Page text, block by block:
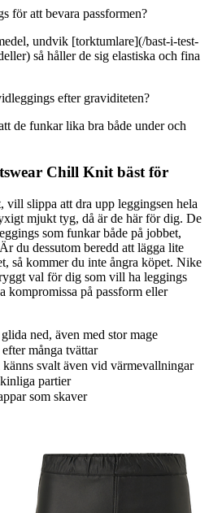
för att bevara passformen?
undvik [torktumlare](/bast-i-test-
så håller de sig elastiska och fina
efter graviditeten?
de funkar lika bra både under och
Chill Knit bäst för
slippa att dra upp leggingsen hela
mjukt tyg, då är de här för dig. De
som funkar både på jobbet,
du dessutom beredd att lägga lite
så kommer du inte ångra köpet. Nike
val för dig som vill ha leggings
kompromissa på passform eller
ned, även med stor mage
många tvättar
känns svalt även vid värmevallningar
partier
som skaver